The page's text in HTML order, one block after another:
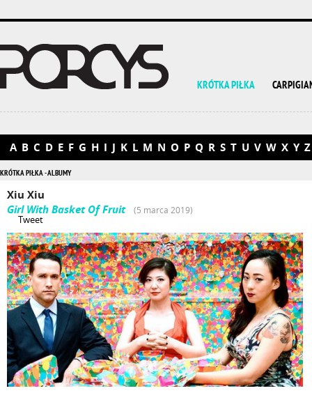
KRÓTKA PIŁKA
A B C D E F G H I J K L M N O P Q R S T U V W X Y Z
KRÓTKA PIŁKA - ALBUMY
Xiu Xiu
Girl With Basket Of Fruit
(5 marca 2019)
Tweet